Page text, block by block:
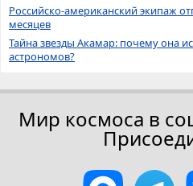
Российско-американский экипаж
месяцев
Тайна звезды Акамар: почему она
астрономов?
Мир космоса в